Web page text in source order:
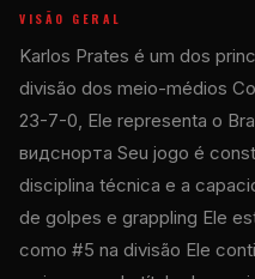
VISÃO GERAL
Karlos Prates é um dos
divisão dos meio-médios
23-7-0, Ele representa o
видснорта Seu jogo é
disciplina técnica e a
de golpes e grappling Ele
como #5 na divisão Ele